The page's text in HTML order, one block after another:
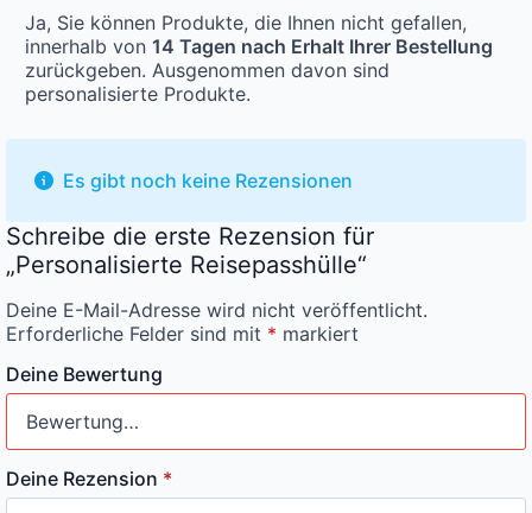
Ja, Sie können Produkte, die Ihnen nicht gefallen,
innerhalb von 14 Tagen nach Erhalt Ihrer Bestellung
zurückgeben. Ausgenommen davon sind
personalisierte Produkte.
Es gibt noch keine Rezensionen
Schreibe die erste Rezension für
„Personalisierte Reisepasshülle“
Deine E-Mail-Adresse wird nicht veröffentlicht.
Erforderliche Felder sind mit * markiert
Deine Bewertung
Deine Rezension *